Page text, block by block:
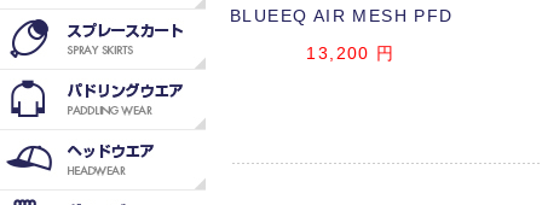
BLUEEQ AIR MESH PFD
13,200 円